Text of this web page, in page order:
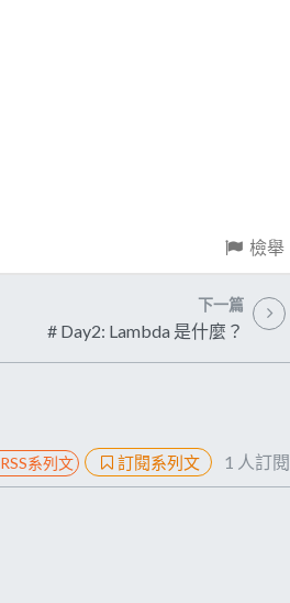
檢舉
下一篇
# Day2: Lambda 是什麼？
RSS系列文 訂閱系列文 1 人訂閱